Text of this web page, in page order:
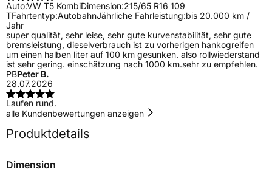
Auto:VW T5 KombiDimension:215/65 R16 109
TFahrtentyp:AutobahnJährliche Fahrleistung:bis 20.000 km /
Jahr
super qualität, sehr leise, sehr gute kurvenstabilität, sehr gute
bremsleistung, dieselverbrauch ist zu vorherigen hankogreifen
um einen halben liter auf 100 km gesunken. also rollwiederstand
ist sehr gering. einschätzung nach 1000 km.sehr zu empfehlen.
PBPeter B.
28.07.2026
Laufen rund.
alle Kundenbewertungen anzeigen
Produktdetails
Dimension